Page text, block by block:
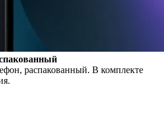
распакованный. В комплекте